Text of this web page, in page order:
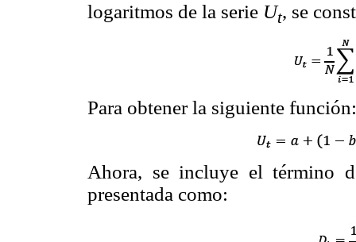
logaritmos de la serie Ut, se
Para obtener la siguiente función:
Ahora, se incluye el término
presentada como: